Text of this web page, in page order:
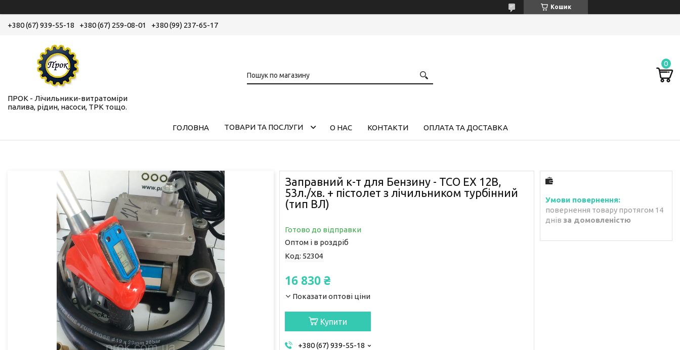
Кошик
+380 (67) 939-55-18 +380 (67) 259-08-01 +380 (99) 237-65-17
ПРОК - Лічильники-витратоміри
палива, рідин, насоси, ТРК тощо.
ГОЛОВНА ТОВАРИ ТА ПОСЛУГИ О НАС КОНТАКТИ ОПЛАТА ТА ДОСТАВКА
Заправний к-т для Бензину - ТСО ЕХ 12В,
53л./хв. + пістолет з лічильником турбінний
(тип ВЛ)
Готово до відправки
Оптом і в роздріб
Код: 52304
16 830 ₴
Показати оптові ціни
Купити
+380 (67) 939-55-18
повернення товару протягом 14
днів за домовленістю